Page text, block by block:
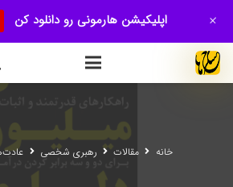
خانه مقالات رهبری شخصی
اپلیکیشن هارمونی رو دانلود کن +